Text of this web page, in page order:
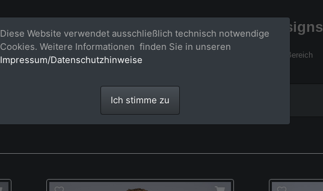
Bildagentur für großformatige Raumdesigns
Großformatige Bilder - über 100 Meter große 'largeformat' Fotos im Gigapixel Bereich
Diese Website verwendet ausschließlich technisch notwendige
Cookies. Weitere Informationen finden Sie in unseren
Impressum/Datenschutzhinweise
Ich stimme zu